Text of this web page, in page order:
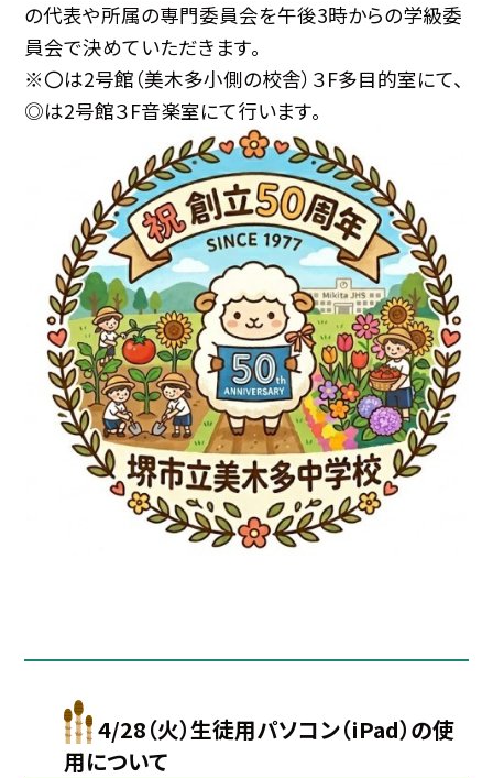
の代表や所属の専門委員会を午後3時からの学級委
員会で決めていただきます。
※〇は2号館（美木多小側の校舎）３F多目的室にて、
◎は2号館３F音楽室にて行います。
4/28（火）生徒用パソコン（iPad）の使
用について